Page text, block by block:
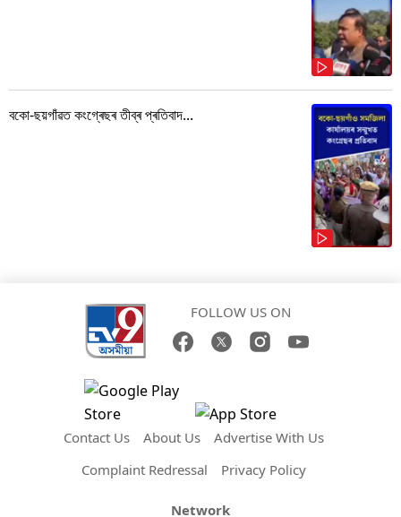
বকো-ছয়গাঁৱত কংগ্ৰেছৰ তীব্ৰ প্ৰতিবাদ...
FOLLOW US ON
Contact Us About Us
Advertise With Us
Complaint Redressal
Privacy Policy
Network